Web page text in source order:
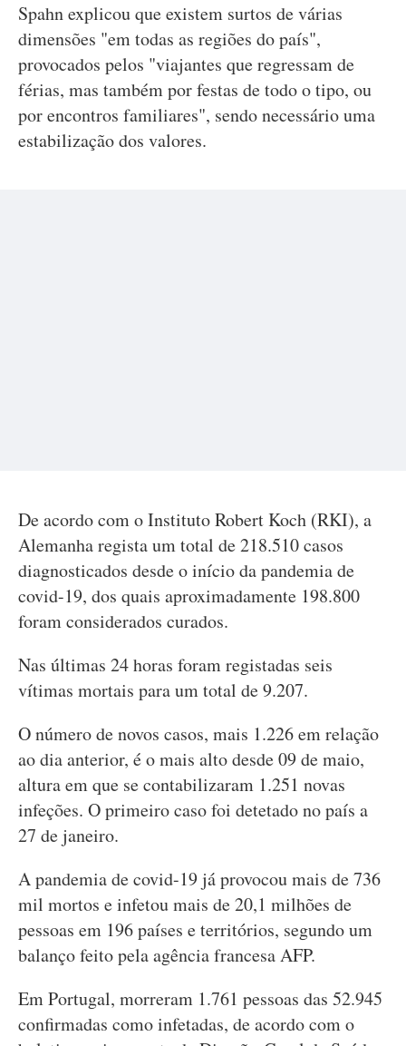
Spahn explicou que existem surtos de várias
dimensões "em todas as regiões do país",
provocados pelos "viajantes que regressam de
férias, mas também por festas de todo o tipo, ou
por encontros familiares", sendo necessário uma
estabilização dos valores.
De acordo com o Instituto Robert Koch (RKI), a
Alemanha regista um total de 218.510 casos
diagnosticados desde o início da pandemia de
covid-19, dos quais aproximadamente 198.800
foram considerados curados.
Nas últimas 24 horas foram registadas seis
vítimas mortais para um total de 9.207.
O número de novos casos, mais 1.226 em relação
ao dia anterior, é o mais alto desde 09 de maio,
altura em que se contabilizaram 1.251 novas
infeções. O primeiro caso foi detetado no país a
27 de janeiro.
A pandemia de covid-19 já provocou mais de 736
mil mortos e infetou mais de 20,1 milhões de
pessoas em 196 países e territórios, segundo um
balanço feito pela agência francesa AFP.
Em Portugal, morreram 1.761 pessoas das 52.945
confirmadas como infetadas, de acordo com o